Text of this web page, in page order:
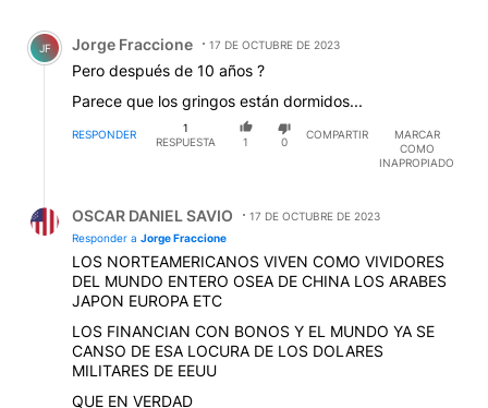
Comentario de Jorge Fraccione.
JF Jorge Fraccione 17 DE OCTUBRE DE 2023
Pero después de 10 años ?
Parece que los gringos están dormidos...
RESPONDER
1
RESPUESTA
1 0
COMPARTIR
MARCAR
COMO
INAPROPIADO
OSCAR DANIEL SAVIO
17 DE OCTUBRE DE 2023
Responder a Jorge Fraccione
LOS NORTEAMERICANOS VIVEN COMO VIVIDORES
DEL MUNDO ENTERO OSEA DE CHINA LOS ARABES
JAPON EUROPA ETC
LOS FINANCIAN CON BONOS Y EL MUNDO YA SE
CANSO DE ESA LOCURA DE LOS DOLARES
MILITARES DE EEUU
QUE EN VERDAD